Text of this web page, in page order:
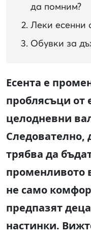
да помним?
Леки есенни
Обувки за
Есента е
проблясъци от
целодневни
Следователно,
трябва да
променливото
не само
предпазят
настинки.